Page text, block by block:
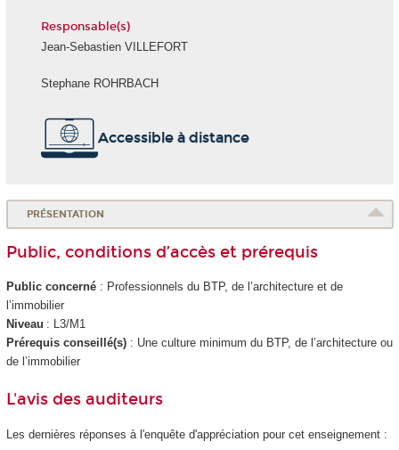
Responsable(s)
Jean-Sebastien VILLEFORT
Stephane ROHRBACH
Accessible à distance
PRÉSENTATION
Public, conditions d’accès et prérequis
Public concerné: Professionnels du BTP, de l’architecture et de
l’immobilier
Niveau : L3/M1
Prérequis conseillé(s): Une culture minimum du BTP, de l’architecture ou
de l’immobilier
L'avis des auditeurs
Les dernières réponses à l'enquête d'appréciation pour cet enseignement :